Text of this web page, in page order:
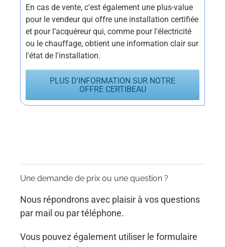
En cas de vente, c'est également une plus-value
pour le vendeur qui offre une installation certifiée
et pour l’acquéreur qui, comme pour l'électricité
ou le chauffage, obtient une information clair sur
l'état de l'installation.
PLUS D'INFORMATION SUR NOTRE
OFFRE CERTIBEAU
Une demande de prix ou une question ?
Nous répondrons avec plaisir à vos questions
par mail ou par téléphone.
Vous pouvez également utiliser le formulaire